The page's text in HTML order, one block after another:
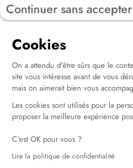
Continuer sans accepter
Cookies
On a attendu d'être sûrs que le
site vous intéresse avant de vous
mais on aimerait bien vous
Les cookies sont utilisés pour la
proposer la meilleure expérience
C'est OK pour vous ?
Lire la politique de confidentialité